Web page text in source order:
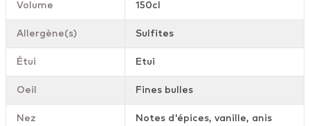
Volume 150cl
Allergène(s) Sulfites
Étui Etui
Oeil Fines bulles
Nez Notes d'épices, vanille, anis